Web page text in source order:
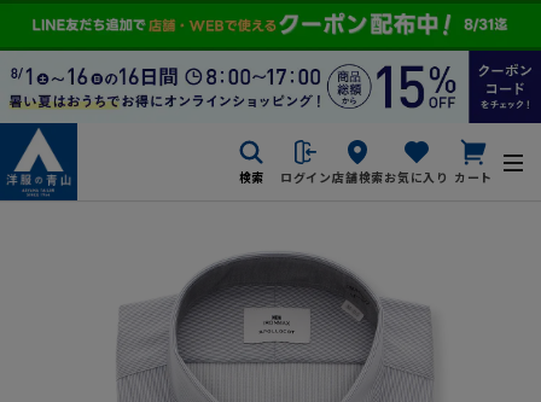
検索 ログイン店舗検索お気に入り カート